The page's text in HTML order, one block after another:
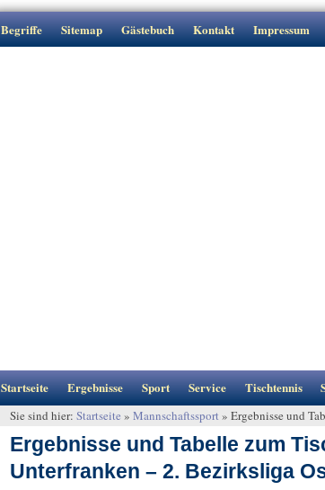
Begriffe Sitemap Gästebuch Kontakt Impressum
Startseite Ergebnisse Sport Service Tischtennis
Sie sind hier: Startseite » Mannschaftssport » Ergebnisse und
Ergebnisse und Tabelle zum
Unterfranken – 2. Bezirksliga